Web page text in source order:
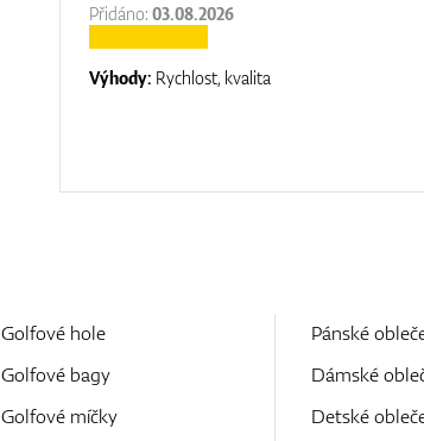
Přidáno:03.08.2026
Výhody: Rychlost, kvalita
Golfové hole
Golfové bagy
Golfové míčky
Pánské
Dámské
Detské